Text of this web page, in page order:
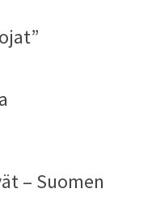
– Suomen